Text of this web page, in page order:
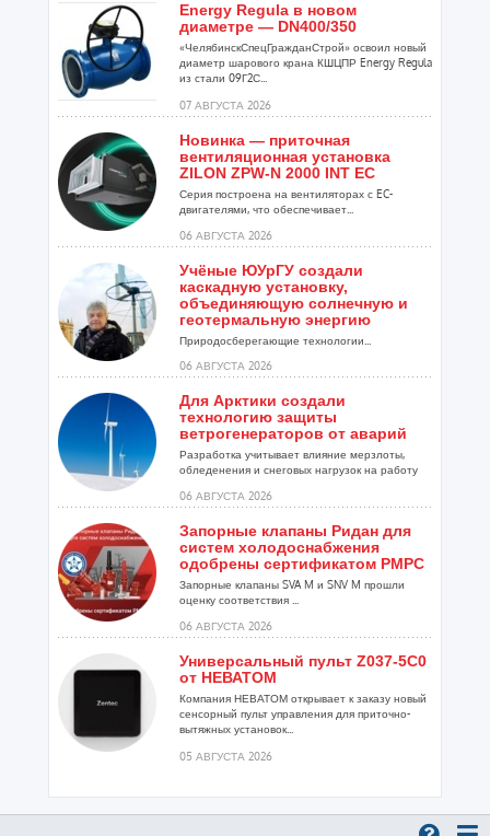
Energy Regula в новом
диаметре — DN400/350
«ЧелябинскСпецГражданСтрой» освоил новый
диаметр шарового крана КШЦПР Energy Regula
из стали 09Г2С...
07 АВГУСТА 2026
Новинка — приточная
вентиляционная установка
ZILON ZPW-N 2000 INT EC
Серия построена на вентиляторах с EC-
двигателями, что обеспечивает...
06 АВГУСТА 2026
Учёные ЮУрГУ создали
каскадную установку,
объединяющую солнечную и
геотермальную энергию
Природосберегающие технологии...
06 АВГУСТА 2026
Для Арктики создали
технологию защиты
ветрогенераторов от аварий
Разработка учитывает влияние мерзлоты,
обледенения и снеговых нагрузок на работу
06 АВГУСТА 2026
Запорные клапаны Ридан для
систем холодоснабжения
одобрены сертификатом РМРС
Запорные клапаны SVA M и SNV M прошли
оценку соответствия ...
06 АВГУСТА 2026
Универсальный пульт Z037-5C0
от НЕВАТОМ
Компания НЕВАТОМ открывает к заказу новый
сенсорный пульт управления для приточно-
вытяжных установок...
05 АВГУСТА 2026